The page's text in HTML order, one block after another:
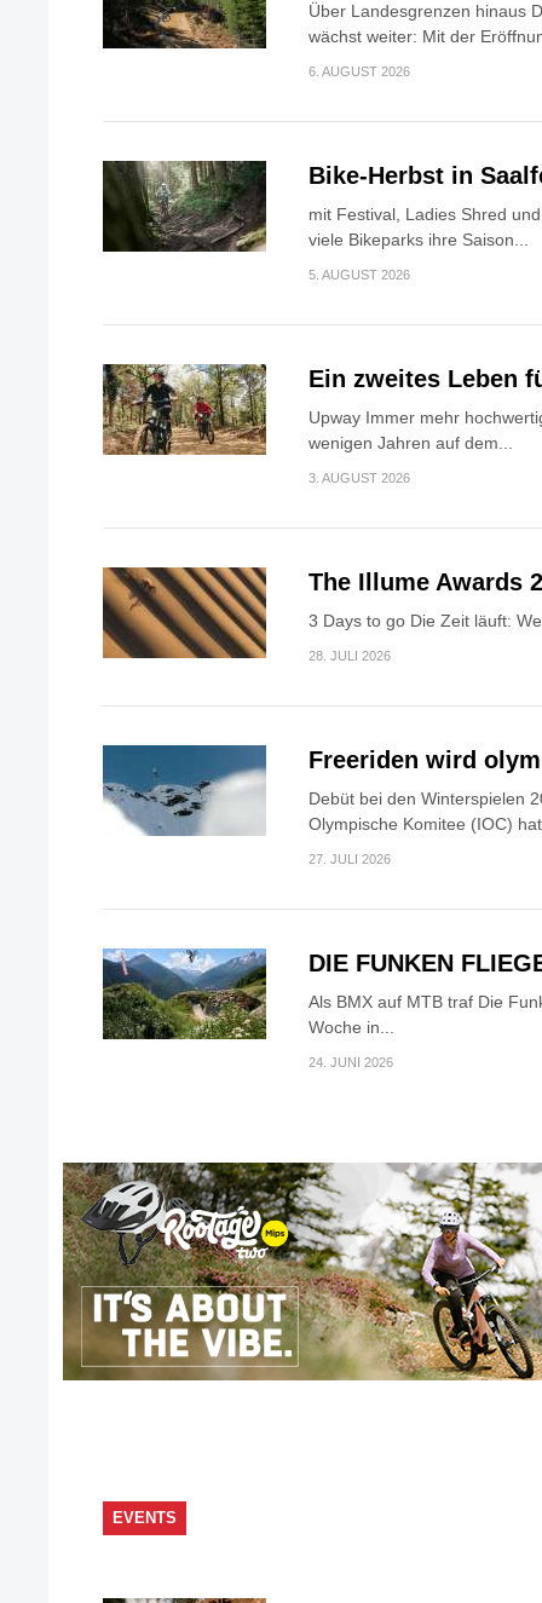
Über Landesgrenzen hinaus
wächst weiter: Mit der
6. AUGUST 2026
Bike-Herbst in
mit Festival, Ladies Shred
viele Bikeparks ihre Saison...
5. AUGUST 2026
Ein zweites Leben
Upway Immer mehr
wenigen Jahren auf dem...
3. AUGUST 2026
The Illume Awards
3 Days to go Die Zeit läuft:
28. JULI 2026
Freeriden wird
Debüt bei den Winterspielen
Olympische Komitee (IOC)
27. JULI 2026
DIE FUNKEN
Als BMX auf MTB traf Die
Woche in...
24. JUNI 2026
EVENTS